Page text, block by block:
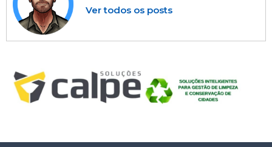
Ver todos os posts